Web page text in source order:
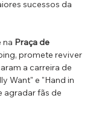
sucessos da
na Praça de
promete reviver
a carreira de
Want" e "Hand in
agradar fãs de